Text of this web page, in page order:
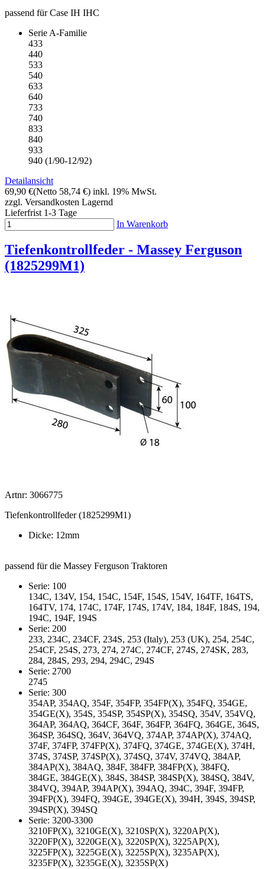
passend für Case IH IHC
Serie A-Familie
433
440
533
540
633
640
733
740
833
840
933
940 (1/90-12/92)
Detailansicht
69,90 €(Netto 58,74 €) inkl. 19% MwSt.
zzgl. Versandkosten Lagernd
Lieferfrist 1-3 Tage
In Warenkorb
Tiefenkontrollfeder - Massey Ferguson
(1825299M1)
Artnr: 3066775
Tiefenkontrollfeder (1825299M1)
Dicke: 12mm
passend für die Massey Ferguson Traktoren
Serie: 100
134C, 134V, 154, 154C, 154F, 154S, 154V, 164TF, 164TS,
164TV, 174, 174C, 174F, 174S, 174V, 184, 184F, 184S, 194,
194C, 194F, 194S
Serie: 200
233, 234C, 234CF, 234S, 253 (Italy), 253 (UK), 254, 254C,
254CF, 254S, 273, 274, 274C, 274CF, 274S, 274SK, 283,
284, 284S, 293, 294, 294C, 294S
Serie: 2700
2745
Serie: 300
354AP, 354AQ, 354F, 354FP, 354FP(X), 354FQ, 354GE,
354GE(X), 354S, 354SP, 354SP(X), 354SQ, 354V, 354VQ,
364AP, 364AQ, 364CF, 364F, 364FP, 364FQ, 364GE, 364S,
364SP, 364SQ, 364V, 364VQ, 374AP, 374AP(X), 374AQ,
374F, 374FP, 374FP(X), 374FQ, 374GE, 374GE(X), 374H,
374S, 374SP, 374SP(X), 374SQ, 374V, 374VQ, 384AP,
384AP(X), 384AQ, 384F, 384FP, 384FP(X), 384FQ,
384GE, 384GE(X), 384S, 384SP, 384SP(X), 384SQ, 384V,
384VQ, 394AP, 394AP(X), 394AQ, 394C, 394F, 394FP,
394FP(X), 394FQ, 394GE, 394GE(X), 394H, 394S, 394SP,
394SP(X), 394SQ
Serie: 3200-3300
3210FP(X), 3210GE(X), 3210SP(X), 3220AP(X),
3220FP(X), 3220GE(X), 3220SP(X), 3225AP(X),
3225FP(X), 3225GE(X), 3225SP(X), 3235AP(X),
3235FP(X), 3235GE(X), 3235SP(X)